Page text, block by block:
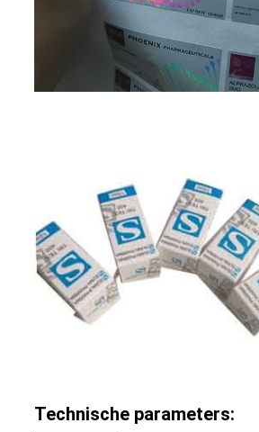
Technische parameters: